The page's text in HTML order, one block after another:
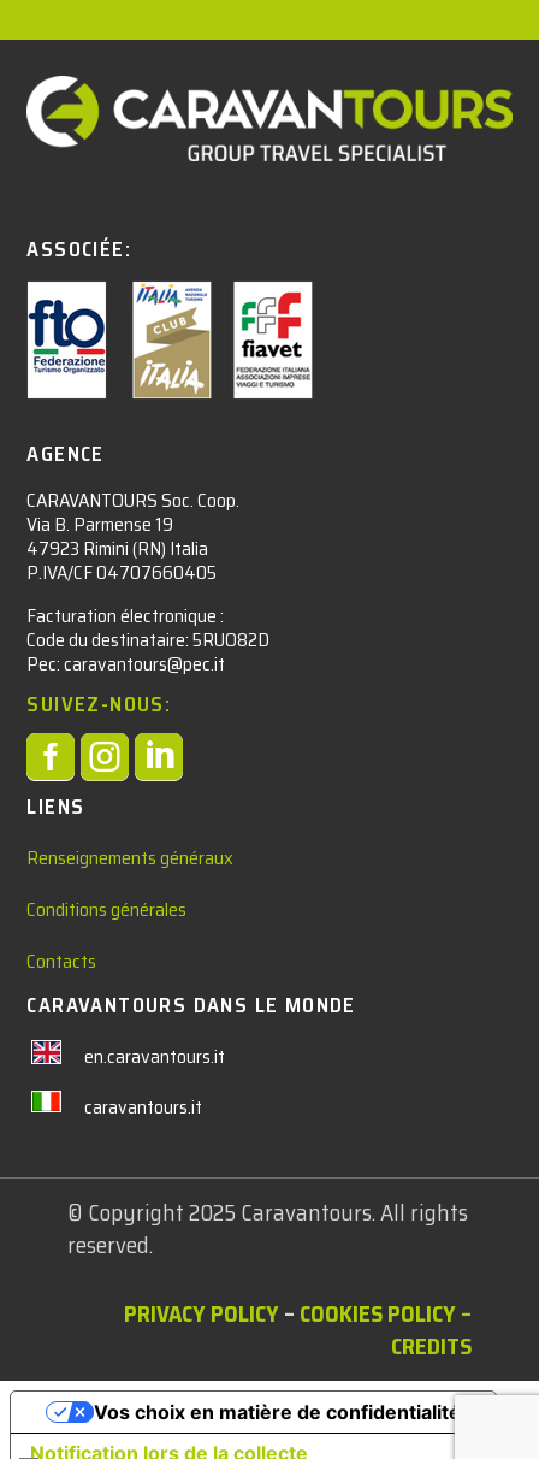
ASSOCIÉE:
AGENCE
CARAVANTOURS Soc. Coop.
Via B. Parmense 19
47923 Rimini (RN) Italia
P.IVA/CF 04707660405
Facturation électronique :​
Code du destinataire: 5RUO82D
Pec: caravantours@pec.it
SUIVEZ-NOUS:

LIENS
Renseignements généraux
Conditions générales
Contacts
CARAVANTOURS DANS LE MONDE
en.caravantours.it
caravantours.it
© Copyright 2025 Caravantours. All rights
reserved.
PRIVACY POLICY– COOKIES POLICY–
CREDITS
Notification lors de la collecte
Vos choix en matière de confidentialité